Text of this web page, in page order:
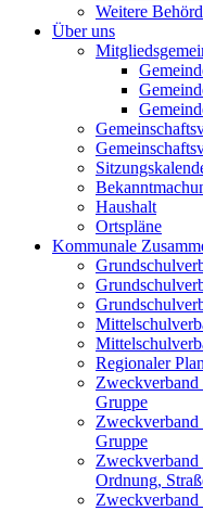
Weitere
Über uns
Haushalt
Ortspläne
Kommunale
Regionaler
Zweckverband
Gruppe
Zweckverband
Gruppe
Ordnung,